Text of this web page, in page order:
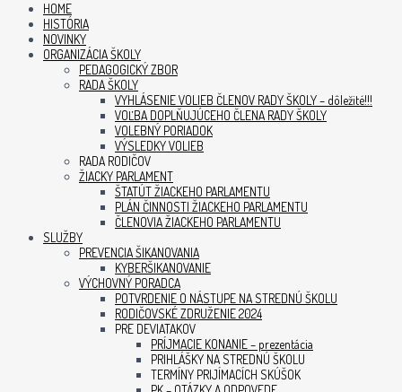
HOME
HISTÓRIA
NOVINKY
ORGANIZÁCIA ŠKOLY
PEDAGOGICKÝ ZBOR
RADA ŠKOLY
VYHLÁSENIE VOLIEB ČLENOV RADY ŠKOLY – dôležité!!!
VOĽBA DOPLŇUJÚCEHO ČLENA RADY ŠKOLY
VOLEBNÝ PORIADOK
VÝSLEDKY VOLIEB
RADA RODIČOV
ŽIACKY PARLAMENT
ŠTATÚT ŽIACKEHO PARLAMENTU
PLÁN ČINNOSTI ŽIACKEHO PARLAMENTU
ČLENOVIA ŽIACKEHO PARLAMENTU
SLUŽBY
PREVENCIA ŠIKANOVANIA
KYBERŠIKANOVANIE
VÝCHOVNÝ PORADCA
POTVRDENIE O NÁSTUPE NA STREDNÚ ŠKOLU
RODIČOVSKÉ ZDRUŽENIE 2024
PRE DEVIATAKOV
PRÍJMACIE KONANIE – prezentácia
PRIHLÁŠKY NA STREDNÚ ŠKOLU
TERMÍNY PRIJÍMACÍCH SKÚŠOK